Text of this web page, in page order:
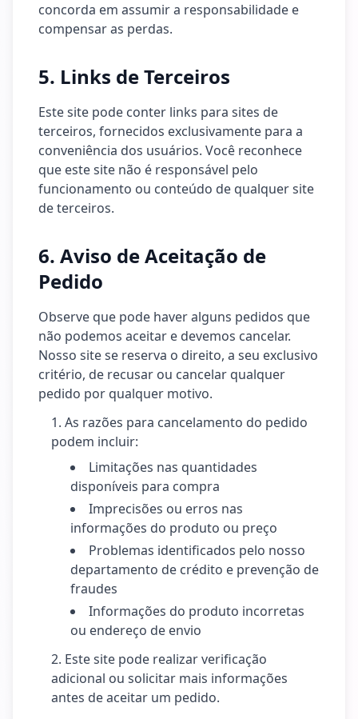
concorda em assumir a responsabilidade e
compensar as perdas.
5. Links de Terceiros
Este site pode conter links para sites de
terceiros, fornecidos exclusivamente para a
conveniência dos usuários. Você reconhece
que este site não é responsável pelo
funcionamento ou conteúdo de qualquer site
de terceiros.
6. Aviso de Aceitação de
Pedido
Observe que pode haver alguns pedidos que
não podemos aceitar e devemos cancelar.
Nosso site se reserva o direito, a seu exclusivo
critério, de recusar ou cancelar qualquer
pedido por qualquer motivo.
As razões para cancelamento do pedido
podem incluir:
Limitações nas quantidades
disponíveis para compra
Imprecisões ou erros nas
informações do produto ou preço
Problemas identificados pelo nosso
departamento de crédito e prevenção de
fraudes
Informações do produto incorretas
ou endereço de envio
Este site pode realizar verificação
adicional ou solicitar mais informações
antes de aceitar um pedido.